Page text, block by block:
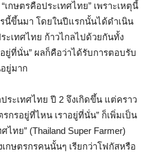
เกษตรคือประเทศไทย” เพราะเหตุนี้
นี้ขึ้นมา โดยในปีแรกนั้นได้ดำเนิน
ะเทศไทย ก้าวไกลไปด้วยกันทั้ง
ยู่ที่นั่น” ผลก็คือว่าได้รับการตอบรับ
ยู่มาก
ระเทศไทย ปี 2 จึงเกิดขึ้น แต่คราว
กรอยู่ที่ไหน เราอยู่ที่นั่น” ก็เพิ่มเป็น
ทย” (Thailand Super Farmer)
กษตรกรคนนั้นๆ เรียกว่าโฟกัสหรือ